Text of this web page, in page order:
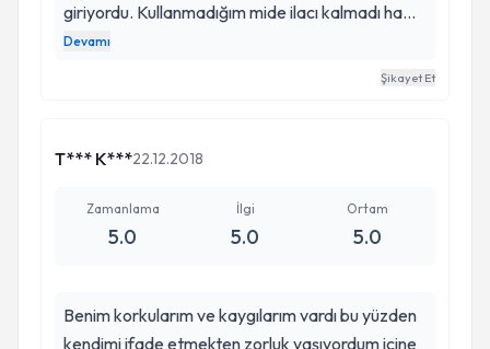
giriyordu. Kullanmadığım mide ilacı kalmadı hatta
mideme hortum bile sallandı, hepsi normal çıktı.
En sonunda psikolojik olabileceği söylendi. Bir
değiştirme konusunda pek çok tavsiye verdi.
uyguladim ve verdiği ilaç sayesinde kendimi çok
daha iyi hissediyorum. Yıllarca boşu boşuna
razı olsun. Herkese tavsiye ediyorum
Devamı
Şikayet Et
T*** K***22.12.2018
Zamanlama
5.0
İlgi
5.0
Ortam
5.0
Benim korkularım ve kaygılarım vardı bu yüzden
kendimi ifade etmekten zorluk yaşıyordum içine